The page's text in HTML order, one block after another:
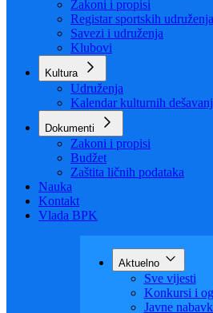
Sport
Sport u BPK
Zakoni i propisi
Registar sportskih udruženja
Savezi i udruženja
Klubovi
Udruženja
Kalendar kulturnih dešavanja
Dokumenti
Zakoni i propisi
Budžet
Zaštita ličnih podataka
Aktuelno